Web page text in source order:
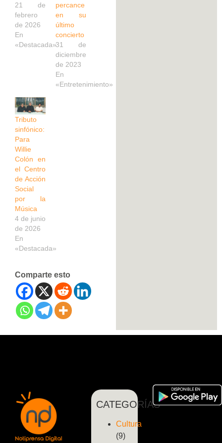
21 de
febrero
de 2026
En
«Destacada»
percance
en su
último
concierto
31 de
diciembre
de 2023
En
«Entretenimiento»
Tributo
sinfónico:
Para
Willie
Colón en
el Centro
de Acción
Social
por la
Música
4 de junio
de 2026
En
«Destacada»
Comparte esto
CATEGORÍAS
Cultura
(9)